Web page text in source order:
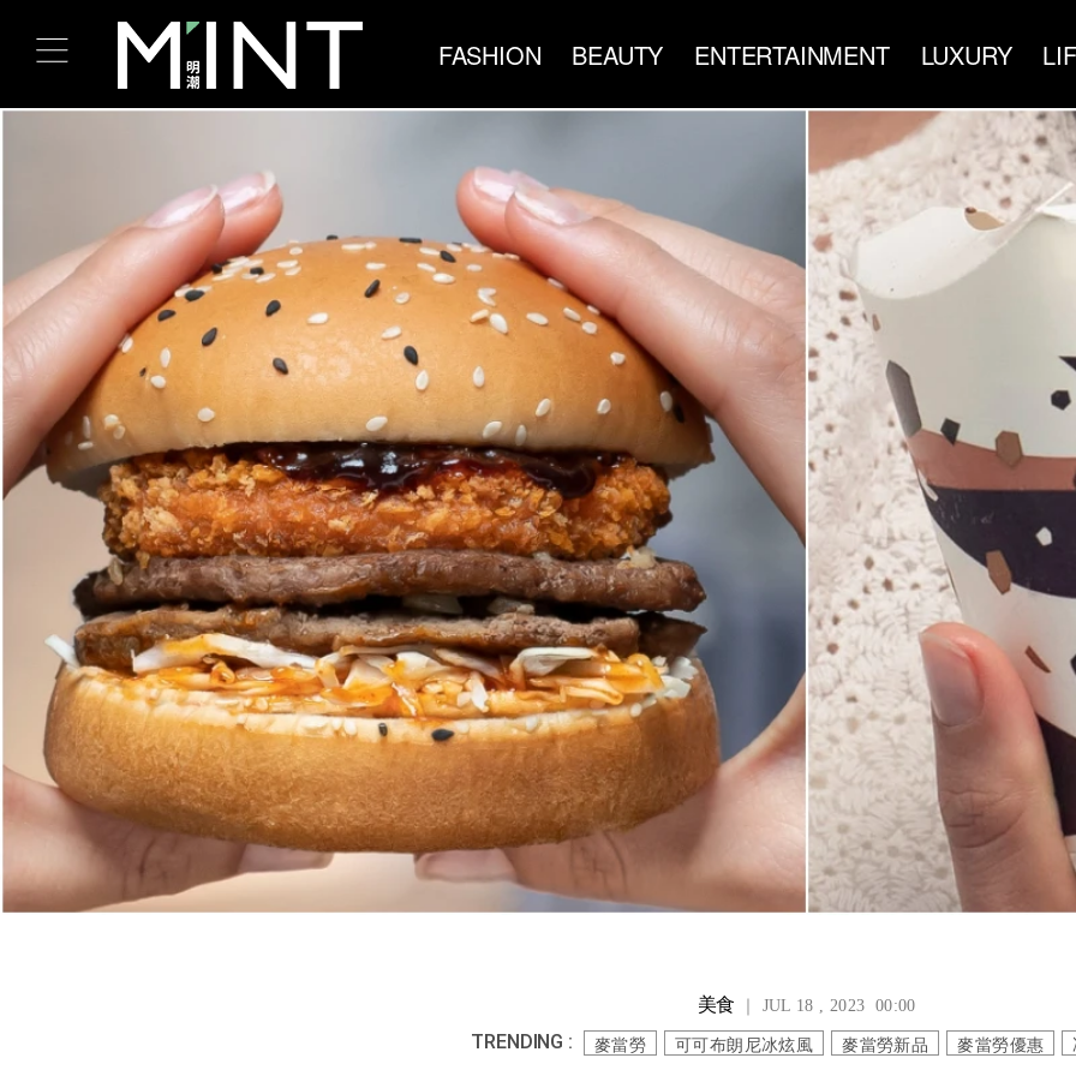
FASHION BEAUTY ENTERTAINMENT LUXURY
美食 ｜ JUL 18 , 2023 00:00
TRENDING : 麥當勞 可可布朗尼冰炫風 麥當勞新品 麥當勞優惠